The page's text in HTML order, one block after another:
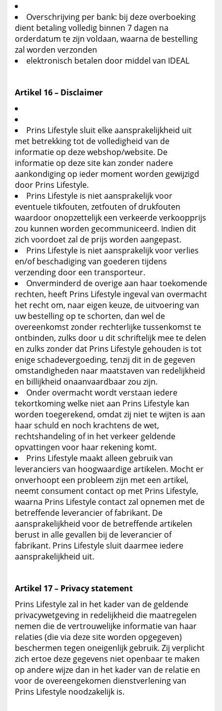
Overschrijving per bank: bij deze overboeking
dient betaling volledig binnen 7 dagen na
orderdatum te zijn voldaan, waarna de bestelling
zal worden verzonden
elektronisch betalen door middel van IDEAL
Artikel 16 – Disclaimer
Prins Lifestyle sluit elke aansprakelijkheid uit
met betrekking tot de volledigheid van de
informatie op deze webshop/website. De
informatie op deze site kan zonder nadere
aankondiging op ieder moment worden gewijzigd
door Prins Lifestyle.
Prins Lifestyle is niet aansprakelijk voor
eventuele tikfouten, zetfouten of drukfouten
waardoor onopzettelijk een verkeerde verkoopprijs
zou kunnen worden gecommuniceerd. Indien dit
zich voordoet zal de prijs worden aangepast.
Prins Lifestyle is niet aansprakelijk voor verlies
en/of beschadiging van goederen tijdens
verzending door een transporteur.
Onverminderd de overige aan haar toekomende
rechten, heeft Prins Lifestyle ingeval van overmacht
het recht om, naar eigen keuze, de uitvoering van
uw bestelling op te schorten, dan wel de
overeenkomst zonder rechterlijke tussenkomst te
ontbinden, zulks door u dit schriftelijk mee te delen
en zulks zonder dat Prins Lifestyle gehouden is tot
enige schadevergoeding, tenzij dit in de gegeven
omstandigheden naar maatstaven van redelijkheid
en billijkheid onaanvaardbaar zou zijn.
Onder overmacht wordt verstaan iedere
tekortkoming welke niet aan Prins Lifestyle kan
worden toegerekend, omdat zij niet te wijten is aan
haar schuld en noch krachtens de wet,
rechtshandeling of in het verkeer geldende
opvattingen voor haar rekening komt.
Prins Lifestyle maakt alleen gebruik van
leveranciers van hoogwaardige artikelen. Mocht er
onverhoopt een probleem zijn met een artikel,
neemt consument contact op met Prins Lifestyle,
waarna Prins Lifestyle contact zal opnemen met de
betreffende leverancier of fabrikant. De
aansprakelijkheid voor de betreffende artikelen
berust in alle gevallen bij de leverancier of
fabrikant. Prins Lifestyle sluit daarmee iedere
aansprakelijkheid uit.
Artikel 17 – Privacy statement
Prins Lifestyle zal in het kader van de geldende
privacywetgeving in redelijkheid die maatregelen
nemen die de vertrouwelijke informatie van haar
relaties (die via deze site worden opgegeven)
beschermen tegen oneigenlijk gebruik. Zij verplicht
zich ertoe deze gegevens niet openbaar te maken
op andere wijze dan in het kader van de relatie en
voor de overeengekomen dienstverlening van
Prins Lifestyle noodzakelijk is.